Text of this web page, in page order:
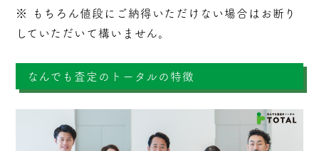
※ もちろん値段にご納得いただけない場合はお断り
していただいて構いません。
なんでも査定のトータルの特徴